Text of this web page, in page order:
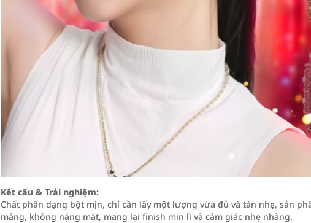
Kết cấu & Trải nghiệm:
Chất phấn dạng bột mịn, chỉ cần lấy một lượng vừa đủ và tán nhẹ, sản
mảng, không nặng mặt, mang lại finish mịn lì và cảm giác nhẹ nhàng.